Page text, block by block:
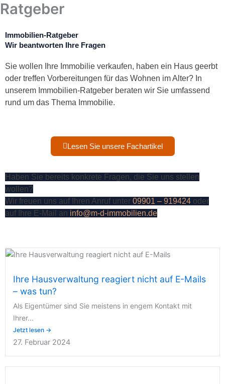
Zum
Inhalt
Ratgeber
Immobilien-Ratgeber
Wir beantworten Ihre Fragen
Sie wollen Ihre Immobilie verkaufen, haben ein Haus geerbt
oder treffen Vorbereitungen für das Wohnen im Alter? In
unserem Immobilien-Ratgeber beraten wir Sie umfassend
rund um das Thema Immobilie.
Lesen Sie unsere Fachartikel
Haben Sie bereits konkrete Fragen, die Sie uns stellen
wollen?
Wir freuen uns auf Ihren Anruf unter 09901 – 919424 ​ oder
auf Ihre E-Mail an info@m-d-immobilien.de
Ihre Hausverwaltung reagiert nicht auf E-Mails
– was tun?
Als Eigentümer sind Sie meistens in engem Kontakt mit
Ihrer...
Jetzt lesen →
27. Februar 2024